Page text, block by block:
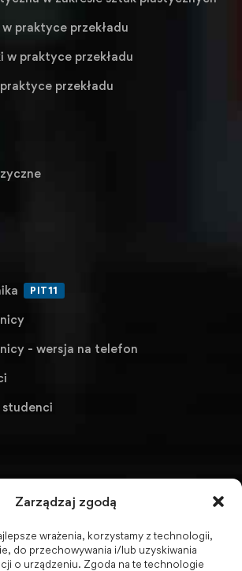
Zarządzaj zgodą
wrażenia, korzystamy z technologii,
do przechowywania i/lub uzyskiwania
o urządzeniu. Zgoda na te technologie
praktyce przekładu
w praktyce przekładu
przekładu
PIT11
- wersja na telefon
studenci
Raciborzu
Publicznej